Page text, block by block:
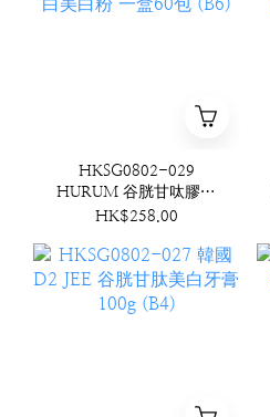
HKSG0802-029
HURUM 谷胱甘呔膠原
蛋白美白粉 一盒60包
HK$258.00